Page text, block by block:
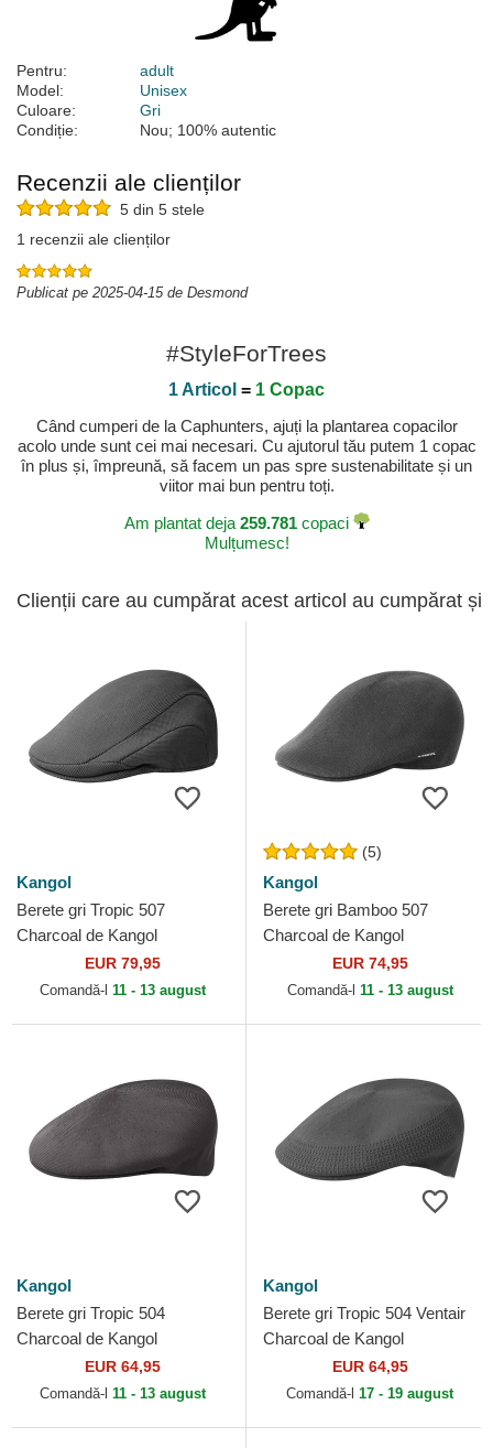
Pentru:
adult
Model:
Unisex
Culoare:
Gri
Condiție:
Nou; 100% autentic
Recenzii ale clienților
5 din 5 stele
1 recenzii ale clienților
Publicat pe 2025-04-15 de Desmond
#StyleForTrees
1 Articol = 1 Copac
Când cumperi de la Caphunters, ajuți la plantarea copacilor
acolo unde sunt cei mai necesari. Cu ajutorul tău putem 1 copac
în plus și, împreună, să facem un pas spre sustenabilitate și un
viitor mai bun pentru toți.
Am plantat deja 259.781copaci
Mulțumesc!
Clienții care au cumpărat acest articol au cumpărat și
Kangol
Berete gri Tropic 507
Charcoal de Kangol
EUR 79,95
Comandă-l 11 - 13 august
(5)
Kangol
Berete gri Bamboo 507
Charcoal de Kangol
EUR 74,95
Comandă-l 11 - 13 august
Kangol
Berete gri Tropic 504
Charcoal de Kangol
EUR 64,95
Comandă-l 11 - 13 august
Kangol
Berete gri Tropic 504 Ventair
Charcoal de Kangol
EUR 64,95
Comandă-l 17 - 19 august